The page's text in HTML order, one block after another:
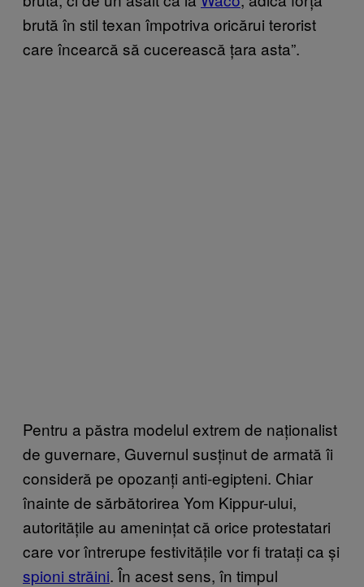
brută în stil texan împotriva oricărui terorist
care încearcă să cucerească țara asta”.
Pentru a păstra modelul extrem de naționalist
de guvernare, Guvernul susținut de armată îi
consideră pe opozanți anti-egipteni. Chiar
înainte de sărbătorirea Yom Kippur-ului,
autoritățile au amenințat că orice protestatari
care vor întrerupe festivitățile vor fi tratați ca și
spioni străini. În acest sens, în timpul